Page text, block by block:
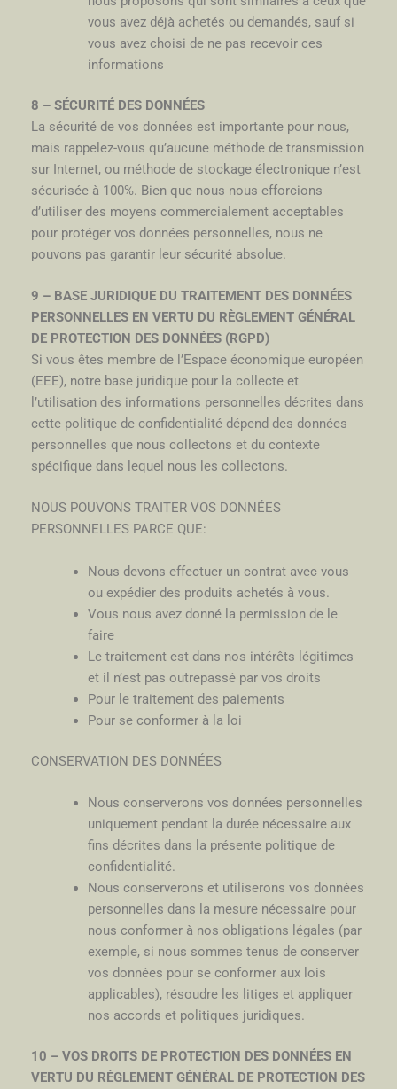
vous avez déjà achetés ou demandés, sauf si
vous avez choisi de ne pas recevoir ces
informations
8 – SÉCURITÉ DES DONNÉES
La sécurité de vos données est importante pour nous,
mais rappelez-vous qu’aucune méthode de transmission
sur Internet, ou méthode de stockage électronique n’est
sécurisée à 100%. Bien que nous nous efforcions
d’utiliser des moyens commercialement acceptables
pour protéger vos données personnelles, nous ne
pouvons pas garantir leur sécurité absolue.
9 – BASE JURIDIQUE DU TRAITEMENT DES DONNÉES
PERSONNELLES EN VERTU DU RÈGLEMENT GÉNÉRAL
DE PROTECTION DES DONNÉES (RGPD)
Si vous êtes membre de l’Espace économique européen
(EEE), notre base juridique pour la collecte et
l’utilisation des informations personnelles décrites dans
cette politique de confidentialité dépend des données
personnelles que nous collectons et du contexte
spécifique dans lequel nous les collectons.
NOUS POUVONS TRAITER VOS DONNÉES
PERSONNELLES PARCE QUE:
Nous devons effectuer un contrat avec vous
ou expédier des produits achetés à vous.
Vous nous avez donné la permission de le
faire
Le traitement est dans nos intérêts légitimes
et il n’est pas outrepassé par vos droits
Pour le traitement des paiements
Pour se conformer à la loi
CONSERVATION DES DONNÉES
Nous conserverons vos données personnelles
uniquement pendant la durée nécessaire aux
fins décrites dans la présente politique de
confidentialité.
Nous conserverons et utiliserons vos données
personnelles dans la mesure nécessaire pour
nous conformer à nos obligations légales (par
exemple, si nous sommes tenus de conserver
vos données pour se conformer aux lois
applicables), résoudre les litiges et appliquer
nos accords et politiques juridiques.
10 – VOS DROITS DE PROTECTION DES DONNÉES EN
VERTU DU RÈGLEMENT GÉNÉRAL DE PROTECTION DES